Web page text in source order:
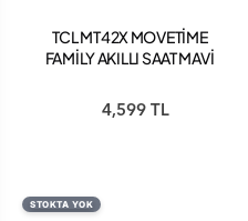
TCL MT42X MOVETİME
FAMİLY AKILLI SAAT MAVİ
4,599 TL
STOKTA YOK